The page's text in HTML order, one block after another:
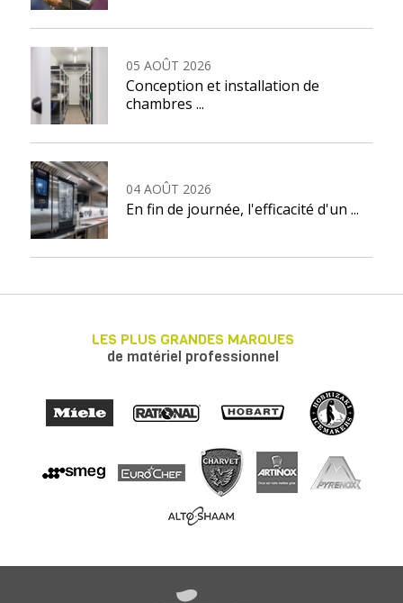
05 AOÛT 2026
Conception et installation de
chambres ...
04 AOÛT 2026
En fin de journée, l'efficacité d'un ...
LES PLUS GRANDES MARQUES
de matériel professionnel